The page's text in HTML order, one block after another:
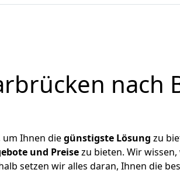
nach
um Ihnen diegünstigste Lösung zu
und Preisezu bieten. Wir wissen,
setzen wir alles daran, Ihnen die